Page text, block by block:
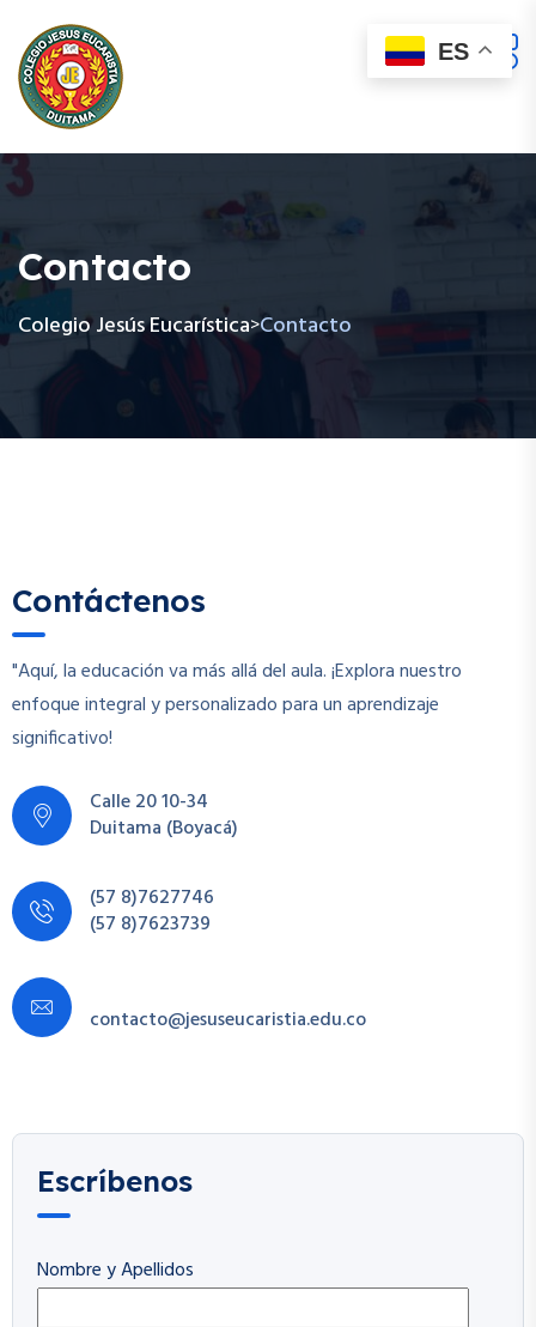
Contacto
Colegio Jesús Eucarística>Contacto
Contáctenos
"Aquí, la educación va más allá del aula. ¡Explora nuestro
enfoque integral y personalizado para un aprendizaje
significativo!
Calle 20 10-34
Duitama (Boyacá)
(57 8)7627746
(57 8)7623739
contacto@jesuseucaristia.edu.co
Escríbenos
Nombre y Apellidos
ES